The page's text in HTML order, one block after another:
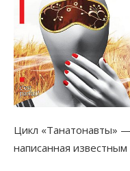
Цикл «Танатонавты»
написанная